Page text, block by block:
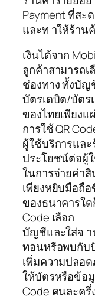
Payment ที่สะ
และท าให้ร้าน
เงินได้จาก
ลูกค้าสามารถเ
ช่องทาง ทั้งบัญ
บัตรเดบิต/บัตร
ของไทยเพียงแ
การใช้ QR
ผู้ใช้บริการแล
ประโยชน์ต่อผู้
ในการจ่ายค่า
เพียงหยิบมือถื
ของธนาคารใด
Code เลือก
บัญชีและใส่จ า
ทอนหรือพบกับ
เพิ่มความปลอ
ให้บัตรหรือข้อ
Code คนละครึ่